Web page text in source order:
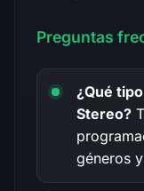
Preguntas
¿Qué
Stereo?
géneros